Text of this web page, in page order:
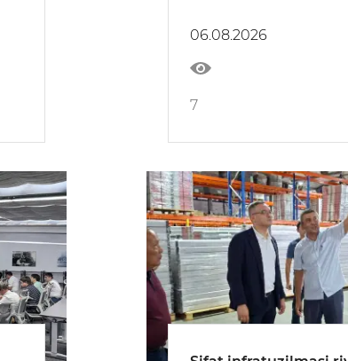
06.08.2026
7